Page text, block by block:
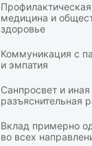
Профилактическая
медицина и
здоровье
Коммуникация с
и эмпатия
Санпросвет и иная
разъяснительная
Вклад примерно
во всех